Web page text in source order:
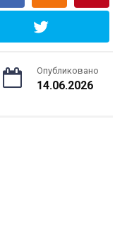
Опубликовано
14.06.2026